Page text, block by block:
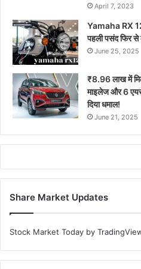
April 7, 2023
Yamaha RX
पहली पसंद फिर से
June 25, 2025
₹8.96 लाख में
माइलेज और 6
दिया धमाल!
June 21, 2025
Share Market Updates
Stock Market Today by